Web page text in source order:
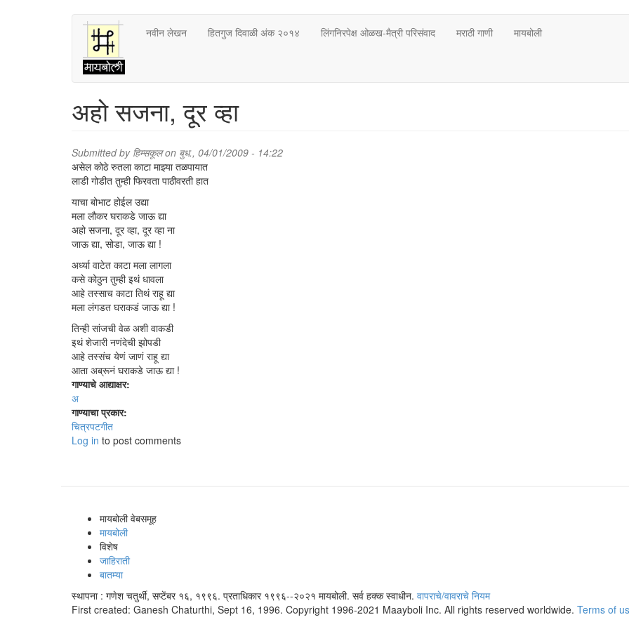
नवीन लेखन हितगुज दिवाळी अंक २०१४ लिंगनिरपेक्ष ओळख-मैत्री परिसंवाद मराठी गाणी मायबोली
अहो सजना, दूर व्हा
Submitted by हिम्सकूलon बुध., 04/01/2009 - 14:22
असेल कोठे रुतला काटा माझ्या तळपायात
लाडी गोडीत तुम्ही फिरवता पाठीवरती हात
याचा बोभाट होईल उद्या
मला लौकर घराकडे जाऊ द्या
अहो सजना, दूर व्हा, दूर व्हा ना
जाऊ द्या, सोडा, जाऊ द्या !
अर्ध्या वाटेत काटा मला लागला
कसे कोठुन तुम्ही इथं धावला
आहे तस्साच काटा तिथं राहू द्या
मला लंगडत घराकडं जाऊ द्या !
तिन्ही सांजची वेळ अशी वाकडी
इथं शेजारी नणंदेची झोपडी
आहे तस्संच येणं जाणं राहू द्या
आता अब्रूनं घराकडे जाऊ द्या !
गाण्याचे आद्याक्षर:
अ
गाण्याचा प्रकार:
चित्रपटगीत
Log in to post comments
मायबोली वेबसमूह
मायबोली
विशेष
जाहिराती
बातम्या
स्थापना : गणेश चतुर्थी, सप्टेंबर १६, १९९६. प्रताधिकार १९९६--२०२१ मायबोली. सर्व हक्क स्वाधीन. वापराचे/वावराचे नियम
First created: Ganesh Chaturthi, Sept 16, 1996. Copyright 1996-2021 Maayboli Inc. All rights reserved worldwide. Terms of